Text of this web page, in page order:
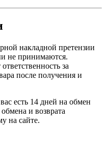
накладной претензии
не принимаются.
за
после получения и
есть 14 дней на обмен
и возврата
на сайте.